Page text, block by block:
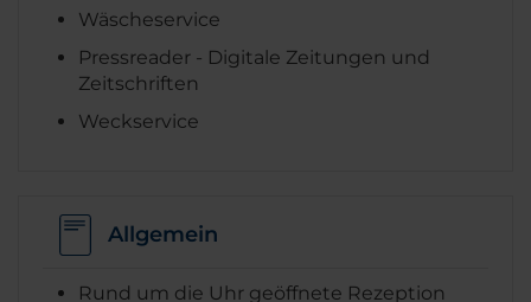
Wäscheservice
Pressreader - Digitale Zeitungen und
Zeitschriften
Weckservice
Allgemein
Rund um die Uhr geöffnete Rezeption